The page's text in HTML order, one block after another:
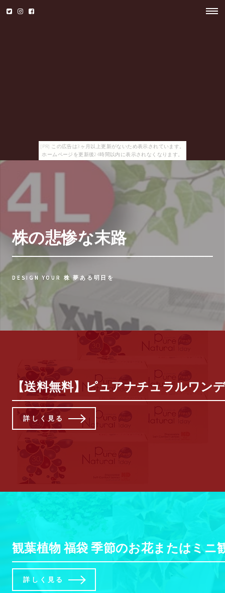
[PR] この広告は3ヶ月以上更新がないため表示されています。
ホームページを更新後24時間以内に表示されなくなります。
株の悲惨な末路
DESIGN YOUR 株 夢ある明日を
【送料無料】ピュアナチュラルワン
詳しく見る
観葉植物 福袋 季節のお花またはミ
詳しく見る